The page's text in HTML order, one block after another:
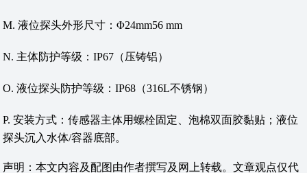
M. 液位探头外形尺寸：Φ24mm56 mm
N. 主体防护等级：IP67（压铸铝）
O. 液位探头防护等级：IP68（316L不锈钢）
P. 安装方式：传感器主体用螺栓固定、泡棉双面胶黏贴；液位
探头沉入水体/容器底部。
声明：本文内容及配图由作者撰写及网上转载。文章观点仅代